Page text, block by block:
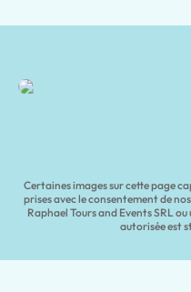
Certaines images sur cette page
prises avec le consentement de
Raphael Tours and Events SRL
autorisée est